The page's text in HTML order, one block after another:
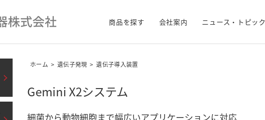
商品を探す 会社案内 ニュース・トピック
ホーム > 遺伝子発現 > 遺伝子導入装置
Gemini X2システム
細菌から動物細胞まで幅広いアプリケーションに対応